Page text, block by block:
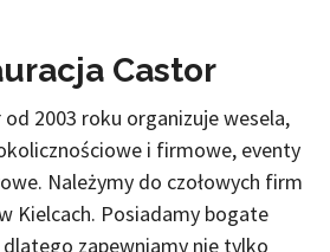
Castor
2003 roku organizuje wesela,
i firmowe, eventy
Należymy do czołowych firm
Kielcach. Posiadamy bogate
zapewniamy nie tylko